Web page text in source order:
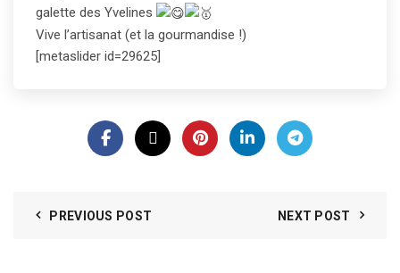
galette des Yvelines
Vive l’artisanat (et la gourmandise !)
[metaslider id=29625]
PREVIOUS POST NEXT POST